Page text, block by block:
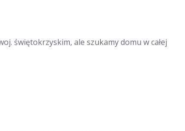
świętokrzyskim, ale szukamy domu w całej